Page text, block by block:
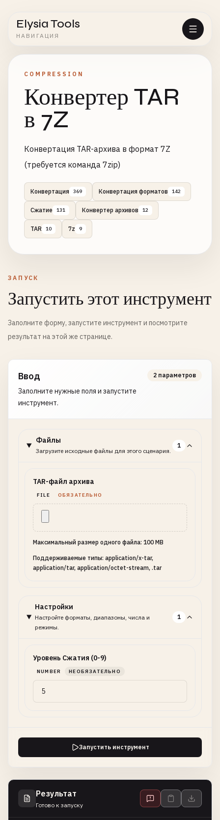
Elysia Tools
НАВИГАЦИЯ
COMPRESSION
Конвертер TAR
в 7Z
Конвертация TAR-архива в формат 7Z
(требуется команда 7zip)
Конвертация 369 Конвертация форматов 142
Сжатие 131 Конвертер архивов 12
TAR 10 7z 9
ЗАПУСК
Запустить этот инструмент
Заполните форму, запустите инструмент и посмотрите
результат на этой же странице.
Ввод
Заполните нужные поля и запустите
инструмент.
2 параметров
Файлы
Загрузите исходные файлы для этого сценария.
1
TAR-файл архива
FILE ОБЯЗАТЕЛЬНО
Максимальный размер одного файла: 100 MB
Поддерживаемые типы: application/x-tar,
application/tar, application/octet-stream, .tar
Настройки
Настройте форматы, диапазоны, числа и
режимы.
1
Уровень Сжатия (0-9)
NUMBER НЕОБЯЗАТЕЛЬНО
Запустить инструмент
Результат
Готово к запуску